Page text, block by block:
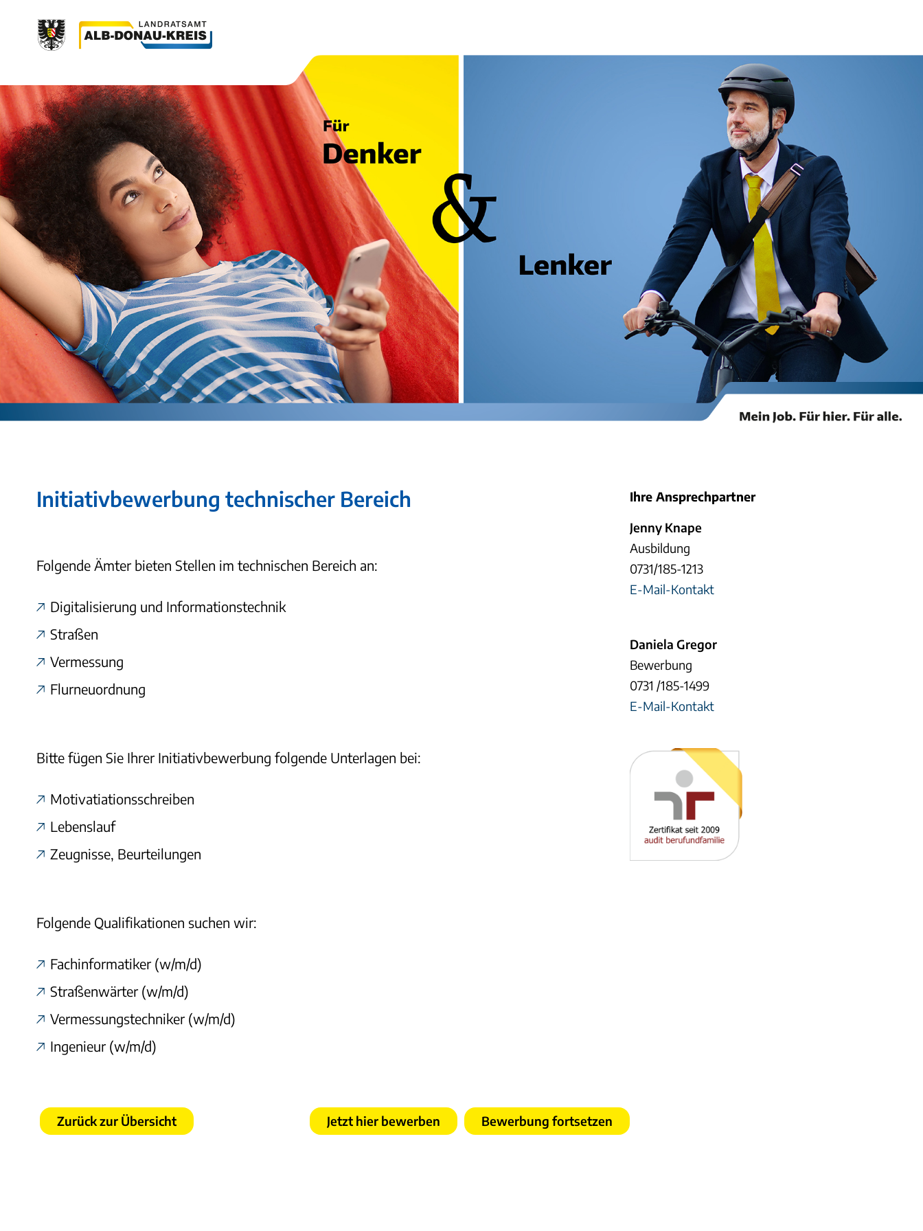
Initiativbewerbung technischer Bereich
Folgende Ämter bieten Stellen im technischen Bereich an:
Digitalisierung und Informationstechnik
Straßen
Vermessung
Flurneuordnung
Bitte fügen Sie Ihrer Initiativbewerbung folgende Unterlagen bei:
Motivatiationsschreiben
Lebenslauf
Zeugnisse, Beurteilungen
Folgende Qualifikationen suchen wir:
Fachinformatiker (w/m/d)
Straßenwärter (w/m/d)
Vermessungstechniker (w/m/d)
Ingenieur (w/m/d)
Jetzt hier bewerben Bewerbung fortsetzen
Zurück zur Übersicht
Ihre Ansprechpartner
Jenny Knape
Ausbildung
0731/185-1213
E-Mail-Kontakt
Daniela Gregor
Bewerbung
0731 /185-1499
E-Mail-Kontakt